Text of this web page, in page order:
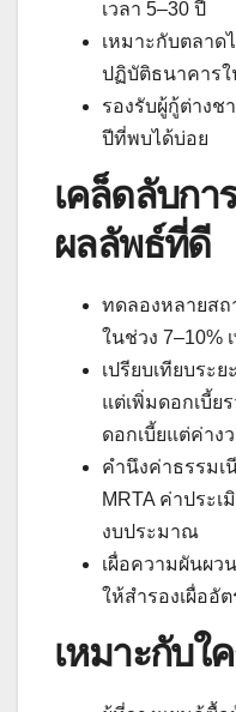
เวลา 5–30 ปี
เหมาะกับตลาด
ปฏิบัติธนาคารใ
รองรับผู้กู้ต่างช
ปีที่พบได้บ่อย
เคล็ดลับกา
ผลลัพธ์ที่ดี
ทดลองหลายสถ
ในช่วง 7–10%
เปรียบเทียบระ
แต่เพิ่มดอกเบี้ย
ดอกเบี้ยแต่ค่าง
คำนึงค่าธรรมเ
MRTA ค่าประ
งบประมาณ
เผื่อความผันผว
ให้สำรองเผื่ออั
เหมาะกับใ